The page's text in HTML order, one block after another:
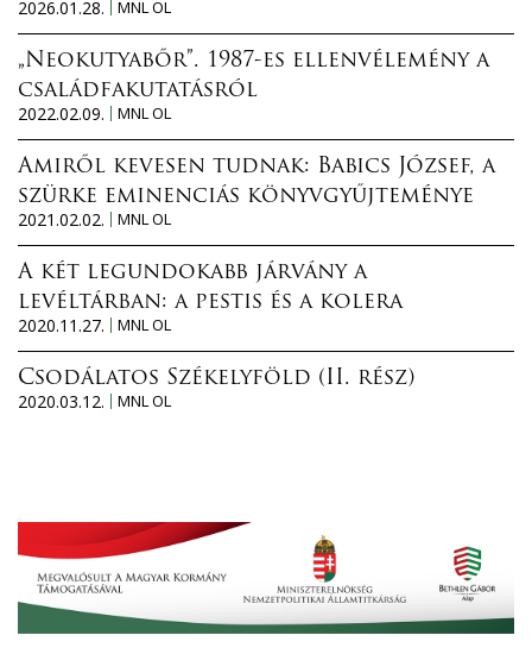
2026.01.28.
MNL OL
„Neokutyabőr”. 1987-es ellenvélemény a
családfakutatásról
2022.02.09.
MNL OL
Amiről kevesen tudnak: Babics József, a
szürke eminenciás könyvgyűjteménye
2021.02.02.
MNL OL
A két legundokabb járvány a
levéltárban: a pestis és a kolera
2020.11.27.
MNL OL
Csodálatos Székelyföld (II. rész)
2020.03.12.
MNL OL